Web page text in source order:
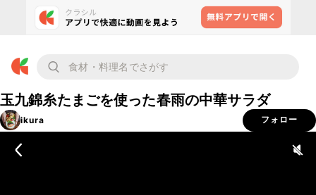
玉九錦糸たまごを使った春雨の中華サラダ
ikura フォロー